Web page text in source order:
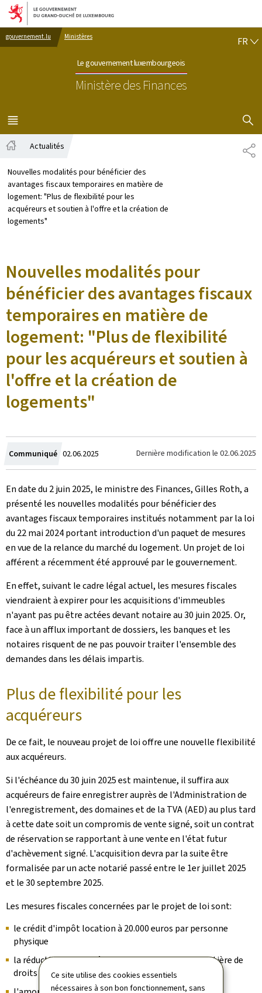
Ce site utilise des cookies essentiels
nécessaires à son bon fonctionnement, sans
Aller au menu principal
Aller au contenu
gouvernement.lu Ministères
Le gouvernement luxembourgeois
Ministère des Finances
FR
MENU
PRINCIPAL
Actualités
Nouvelles modalités pour bénéficier des
avantages fiscaux temporaires en matière de
logement: "Plus de flexibilité pour les
acquéreurs et soutien à l'offre et la création de
logements"
Nouvelles modalités pour
bénéficier des avantages fiscaux
temporaires en matière de
logement: "Plus de flexibilité
pour les acquéreurs et soutien à
l'offre et la création de
logements"
Communiqué Crée
le
02.06.2025 Dernière modification le 02.06.2025
En date du 2 juin 2025, le ministre des Finances, Gilles Roth, a
présenté les nouvelles modalités pour bénéficier des
avantages fiscaux temporaires institués notamment par la loi
du 22 mai 2024 portant introduction d'un paquet de mesures
en vue de la relance du marché du logement. Un projet de loi
afférent a récemment été approuvé par le gouvernement.
En effet, suivant le cadre légal actuel, les mesures fiscales
viendraient à expirer pour les acquisitions d'immeubles
n'ayant pas pu être actées devant notaire au 30 juin 2025. Or,
face à un afflux important de dossiers, les banques et les
notaires risquent de ne pas pouvoir traiter l'ensemble des
demandes dans les délais impartis.
Plus de flexibilité pour les
acquéreurs
De ce fait, le nouveau projet de loi offre une nouvelle flexibilité
aux acquéreurs.
Si l'échéance du 30 juin 2025 est maintenue, il suffira aux
acquéreurs de faire enregistrer auprès de l'Administration de
l'enregistrement, des domaines et de la TVA (AED) au plus tard
à cette date soit un compromis de vente signé, soit un contrat
de réservation se rapportant à une vente en l'état futur
d'achèvement signé. L'acquisition devra par la suite être
formalisée par un acte notarié passé entre le 1er juillet 2025
et le 30 septembre 2025.
Les mesures fiscales concernées par le projet de loi sont:
le crédit d'impôt location à 20.000 euros par personne
physique
la réduction de moitié de la base imposable en matière de
droits d'enregistrement et de transcription